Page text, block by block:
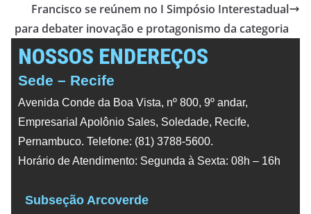
Francisco se reúnem no I Simpósio Interestadual
para debater inovação e protagonismo da categoria
NOSSOS ENDEREÇOS
Sede – Recife
Avenida Conde da Boa Vista, nº 800, 9º andar,
Empresarial Apolônio Sales, Soledade, Recife,
Pernambuco. Telefone: (81) 3788-5600.
Horário de Atendimento: Segunda à Sexta: 08h – 16h
Subseção Arcoverde